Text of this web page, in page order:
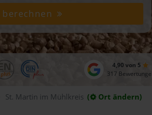
berechnen
4,90 von 5
317
St. Martin im Mühlkreis ( Ort ändern)